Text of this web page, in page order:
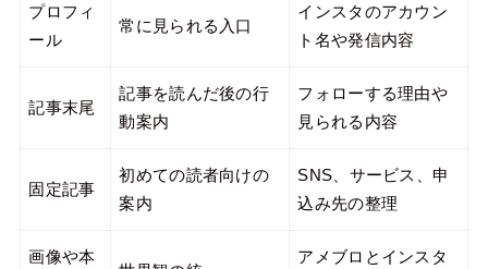
プロフィ
ール
常に見られる入口
インスタのアカウン
ト名や発信内容
記事末尾
記事を読んだ後の行
動案内
フォローする理由や
見られる内容
固定記事
初めての読者向けの
案内
SNS、サービス、申
込み先の整理
画像や本
アメブロとインスタ